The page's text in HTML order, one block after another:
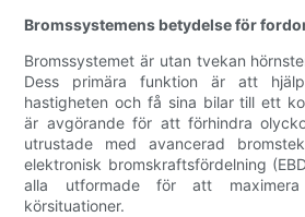
Bromssystemens betydelse för
Bromssystemet är utan tvekan
Dess primära funktion är att
hastigheten och få sina bilar till ett
är avgörande för att förhindra
utrustade med avancerad
elektronisk bromskraftsfördelning
alla utformade för att
körsituationer.